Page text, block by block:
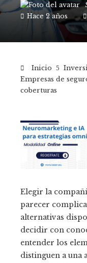
Hace 2 años
Inicio
Empresas de
coberturas
Elegir la
parecer
alternativas
decidir con
entender los
distinguen a una